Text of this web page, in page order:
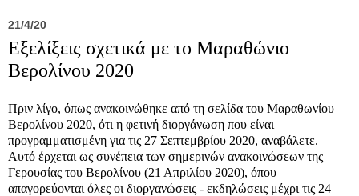
21/4/20
Εξελίξεις σχετικά με το Μαραθώνιο
Βερολίνου 2020
Πριν λίγο, όπως ανακοινώθηκε από τη σελίδα του Μαραθωνίου
Βερολίνου 2020, ότι η φετινή διοργάνωση που είναι
προγραμματισμένη για τις 27 Σεπτεμβρίου 2020, αναβάλετε.
Αυτό έρχεται ως συνέπεια των σημερινών ανακοινώσεων της
Γερουσίας του Βερολίνου (21 Απριλίου 2020), όπου
απαγορεύονται όλες οι διοργανώσεις - εκδηλώσεις μέχρι τις 24